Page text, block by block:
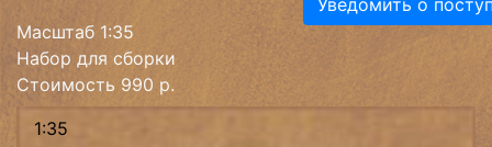
Масштаб 1:35
Набор для сборки
Стоимость 990 р.
Уведомить о
1:35